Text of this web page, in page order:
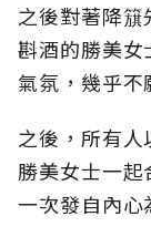
之後對著降
斟酒的勝美女
氣氛，幾乎不
之後，所有
勝美女士一
一次發自內心